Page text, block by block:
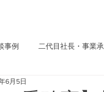
事例 二代目社長・事業
ント
6月5日